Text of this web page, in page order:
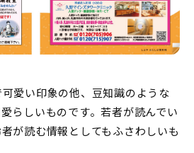
愛い印象の他、豆知識のような
らしいものです。若者が読んでい
が読む情報としてもふさわしいも